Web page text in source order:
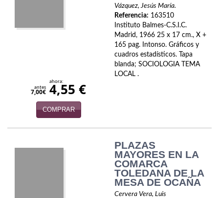
Vázquez, Jesús María.
Referencia: 163510
Instituto Balmes-C.S.I.C.
Madrid, 1966 25 x 17 cm., X +
165 pag. Intonso. Gráficos y
cuadros estadísticos. Tapa
blanda; SOCIOLOGIA TEMA
LOCAL .
antes
7,00€
ahora:
4,55 €
COMPRAR
PLAZAS
MAYORES EN LA
COMARCA
TOLEDANA DE LA
MESA DE OCAÑA
Cervera Vera, Luis